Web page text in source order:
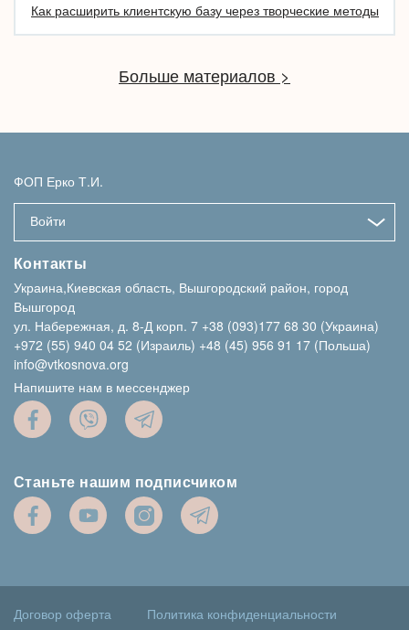
Как расширить клиентскую базу через творческие методы
Больше материалов >
ФОП Ерко Т.И.
Войти
Контакты
Украина,Киевская область, Вышгородский район, город
Вышгород
ул. Набережная, д. 8-Д корп. 7 +38 (093)177 68 30 (Украина)
+972 (55) 940 04 52 (Израиль) +48 (45) 956 91 17 (Польша)
info@vtkosnova.org
Напишите нам в мессенджер
Станьте нашим подписчиком
Договор оферта
Политика конфиденциальности